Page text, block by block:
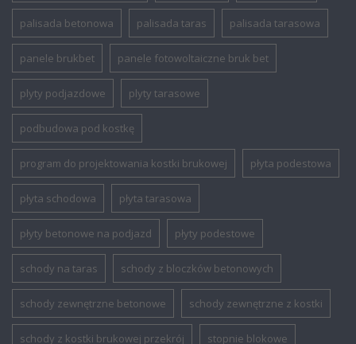
palisada betonowa palisada taras palisada tarasowa
panele brukbet panele fotowoltaiczne bruk bet
plyty podjazdowe plyty tarasowe
podbudowa pod kostkę
program do projektowania kostki brukowej płyta podestowa
płyta schodowa płyta tarasowa
płyty betonowe na podjazd płyty podestowe
schody na taras schody z bloczków betonowych
schody zewnętrzne betonowe schody zewnętrzne z kostki
schody z kostki brukowej przekrój stopnie blokowe